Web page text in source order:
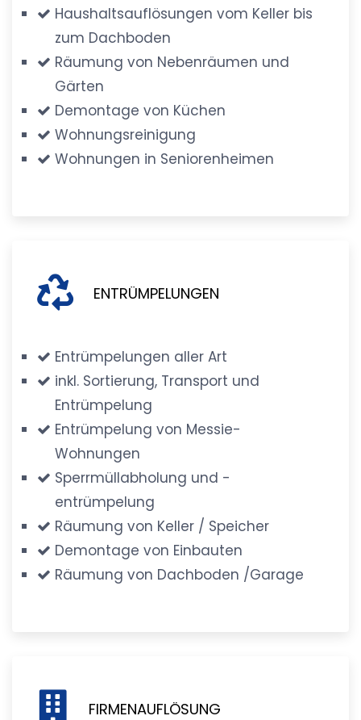
Haushaltsauflösungen vom Keller bis
zum Dachboden
Räumung von Nebenräumen und
Gärten
Demontage von Küchen
Wohnungsreinigung
Wohnungen in Seniorenheimen
ENTRÜMPELUNGEN
Entrümpelungen aller Art
inkl. Sortierung, Transport und
Entrümpelung
Entrümpelung von Messie-
Wohnungen
Sperrmüllabholung und -
entrümpelung
Räumung von Keller / Speicher
Demontage von Einbauten
Räumung von Dachboden /Garage
FIRMENAUFLÖSUNG